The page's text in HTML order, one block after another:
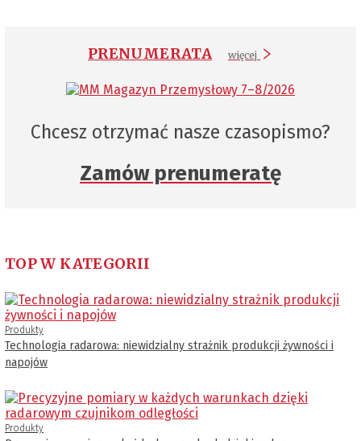
PRENUMERATA więcej
Chcesz otrzymać nasze czasopismo?
Zamów prenumeratę
TOP W KATEGORII
Produkty
Technologia radarowa: niewidzialny strażnik produkcji żywności i
napojów
Produkty